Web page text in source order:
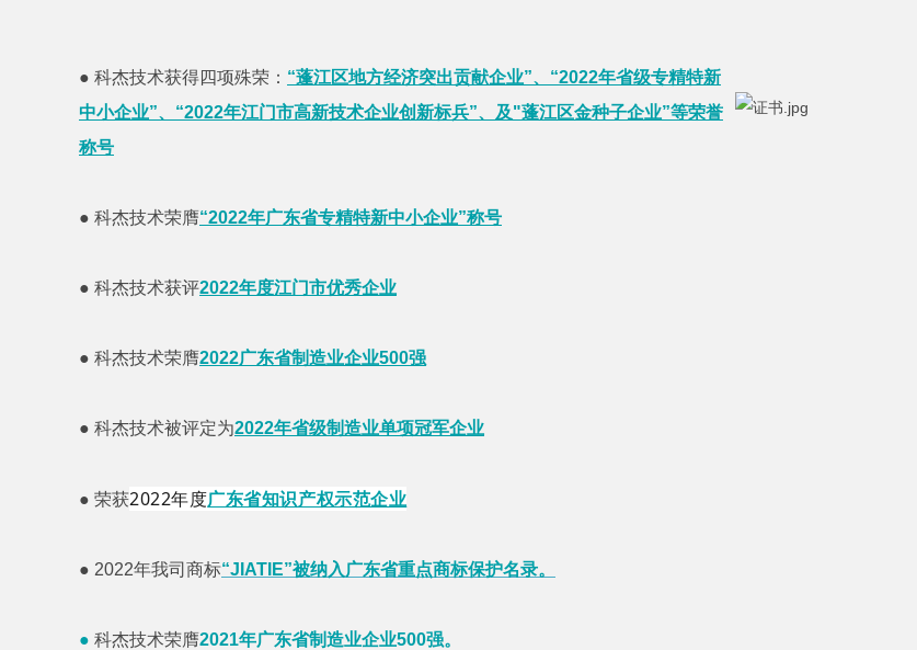
● 科杰技术获得四项殊荣： “蓬江区地方经济突出贡献企业”、“2022年省级专精特新
中小企业”、“2022年江门市高新技术企业创新标兵”、及"蓬江区金种子企业”等荣誉
称号
● 科杰技术荣膺“2022年广东省专精特新中小企业”称号
● 科杰技术获评2022年度江门市优秀企业
● 科杰技术荣膺2022广东省制造业企业500强
● 科杰技术被评定为2022年省级制造业单项冠军企业
● 荣获2022年度广东省知识产权示范企业
● 2022年我司商标“JIATIE”被纳入广东省重点商标保护名录。
● 科杰技术荣膺2021年广东省制造业企业500强。